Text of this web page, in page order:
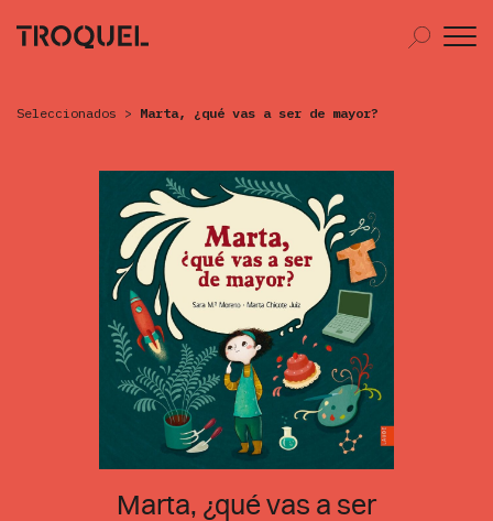
Seleccionados > Marta, ¿qué vas a ser de mayor?
Marta, ¿qué vas a ser